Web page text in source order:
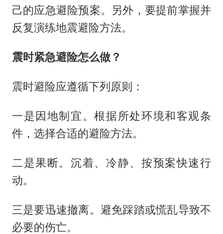
己的应急避险预案。另外，要提前掌握并
反复演练地震避险方法。
震时紧急避险怎么做？
震时避险应遵循下列原则：
一是因地制宜。根据所处环境和客观条
件，选择合适的避险方法。
二是果断。沉着、冷静、按预案快速行
动。
三是要迅速撤离。避免踩踏或慌乱导致不
必要的伤亡。